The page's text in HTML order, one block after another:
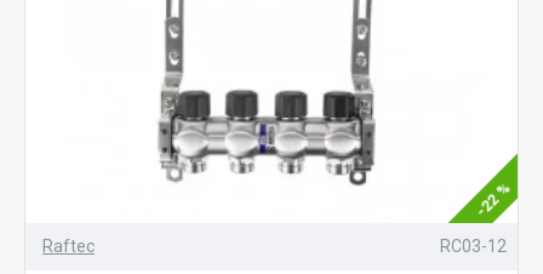
-22 %
Raftec RC03-12